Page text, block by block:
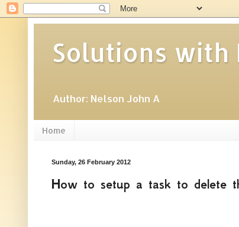
Solutions with
Author: Nelson John A
Home
Sunday, 26 February 2012
How to setup a task to delete